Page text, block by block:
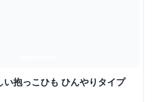
い抱っこひも ひんやりタイプ